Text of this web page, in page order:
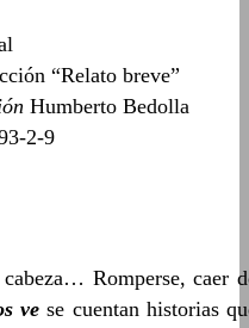
“Relato breve”
Humberto Bedolla
2-9
Romperse, caer
ve se cuentan historias